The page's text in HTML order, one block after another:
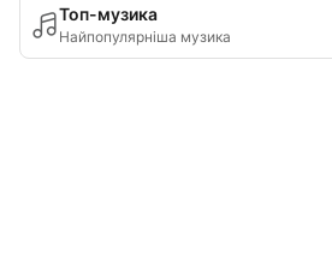
Топ-музика
Найпопулярніша музика